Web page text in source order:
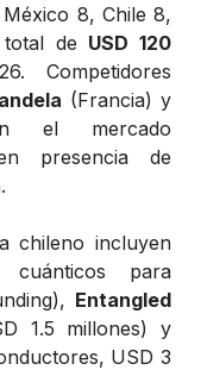
8, Chile 8,
de USD 120
Competidores
(Francia) y
el mercado
presencia de
chileno incluyen
cuánticos para
Entangled
1.5 millones) y
USD 3